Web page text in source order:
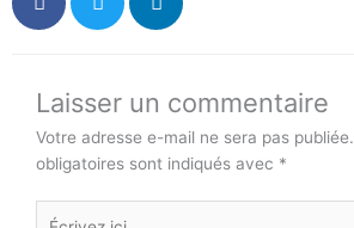
Laisser un commentaire
Votre adresse e-mail ne sera pas publiée.
obligatoires sont indiqués avec *
Écrivez